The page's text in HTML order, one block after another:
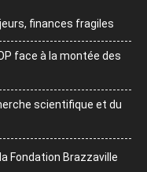
finances fragiles
face à la montée des
scientifique et du
Fondation Brazzaville